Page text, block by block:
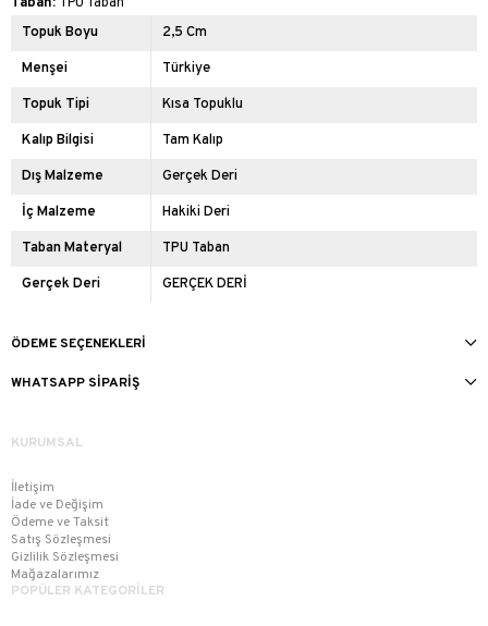
Topuk Boyu
2,5 Cm
Menşei Türkiye
Topuk Tipi Kısa Topuklu
Kalıp Bilgisi Tam Kalıp
Dış Malzeme Gerçek Deri
İç Malzeme Hakiki Deri
Taban Materyal TPU Taban
Gerçek Deri GERÇEK DERİ
ÖDEME SEÇENEKLERI
WHATSAPP SIPARIŞ
KURUMSAL
İletişim
İade ve Değişim
Ödeme ve Taksit
Satış Sözleşmesi
Gizlilik Sözleşmesi
Mağazalarımız
POPÜLER KATEGORİLER